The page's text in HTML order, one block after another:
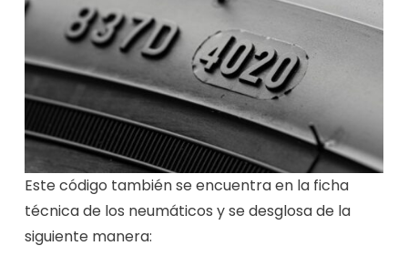
Este código también se encuentra en la ficha
técnica de los neumáticos y se desglosa de la
siguiente manera: